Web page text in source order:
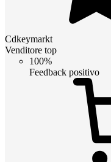
Cdkeymarkt
Venditore top
100%
Feedback positivo